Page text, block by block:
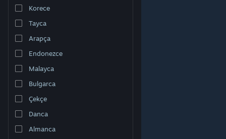
Steam mobil uygulamasını yükle
Masaüstü internet sitesini görüntüle
Korece
Tayca
Arapça
Endonezce
Malayca
Bulgarca
Çekçe
Danca
Almanca